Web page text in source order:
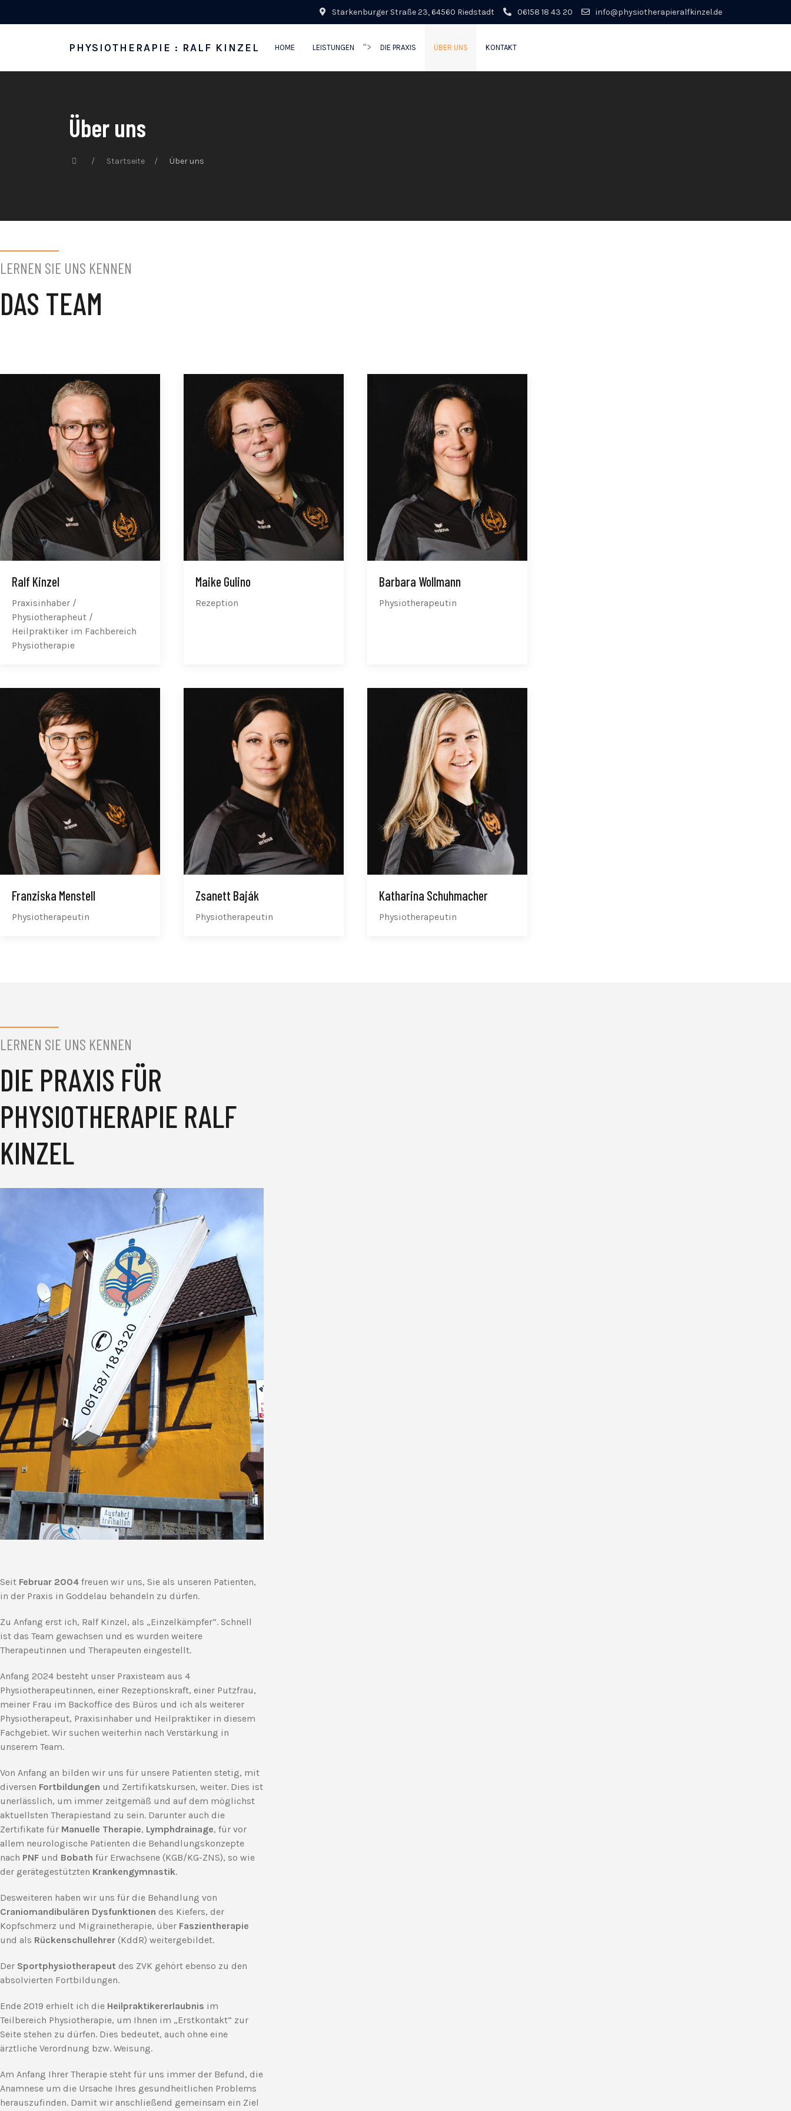
Starkenburger Straße 23, 64560 Riedstadt 06158 18 43 20 info@physiotherapieralfkinzel.de
PHYSIOTHERAPIE : RALF KINZEL HOME LEISTUNGEN "> DIE PRAXIS ÜBER UNS KONTAKT
Über uns
Startseite Über uns
LERNEN SIE UNS KENNEN
DAS TEAM
Ralf Kinzel
Praxisinhaber /
Physiotherapheut /
Heilpraktiker im Fachbereich
Physiotherapie
Maike Gulino
Rezeption
Barbara Wollmann
Physiotherapeutin
Franziska Menstell
Physiotherapeutin
Zsanett Baják
Physiotherapeutin
Katharina Schuhmacher
Physiotherapeutin
LERNEN SIE UNS KENNEN
DIE PRAXIS FÜR
PHYSIOTHERAPIE RALF
KINZEL
Seit Februar 2004 freuen wir uns, Sie als unseren Patienten,
in der Praxis in Goddelau behandeln zu dürfen.
Zu Anfang erst ich, Ralf Kinzel, als „Einzelkämpfer“. Schnell
ist das Team gewachsen und es wurden weitere
Therapeutinnen und Therapeuten eingestellt.
Anfang 2024 besteht unser Praxisteam aus 4
Physiotherapeutinnen, einer Rezeptionskraft, einer Putzfrau,
meiner Frau im Backoffice des Büros und ich als weiterer
Physiotherapeut, Praxisinhaber und Heilpraktiker in diesem
Fachgebiet. Wir suchen weiterhin nach Verstärkung in
unserem Team.
Von Anfang an bilden wir uns für unsere Patienten stetig, mit
diversen Fortbildungen und Zertifikatskursen, weiter. Dies ist
unerlässlich, um immer zeitgemäß und auf dem möglichst
aktuellsten Therapiestand zu sein. Darunter auch die
Zertifikate für Manuelle Therapie, Lymphdrainage, für vor
allem neurologische Patienten die Behandlungskonzepte
nach PNF und Bobath für Erwachsene (KGB/KG-ZNS), so wie
der gerätegestützten Krankengymnastik.
Desweiteren haben wir uns für die Behandlung von
Craniomandibulären Dysfunktionen des Kiefers, der
Kopfschmerz und Migrainetherapie, über Faszientherapie
und als Rückenschullehrer (KddR) weitergebildet.
Der Sportphysiotherapeut des ZVK gehört ebenso zu den
absolvierten Fortbildungen.
Ende 2019 erhielt ich die Heilpraktikererlaubnis im
Teilbereich Physiotherapie, um Ihnen im „Erstkontakt“ zur
Seite stehen zu dürfen. Dies bedeutet, auch ohne eine
ärztliche Verordnung bzw. Weisung.
Am Anfang Ihrer Therapie steht für uns immer der Befund, die
Anamnese um die Ursache Ihres gesundheitlichen Problems
herauszufinden. Damit wir anschließend gemeinsam ein Ziel